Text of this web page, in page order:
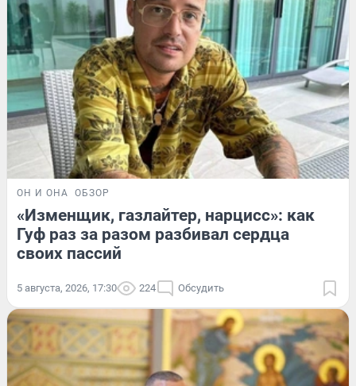
ОН И ОНА ОБЗОР
«Изменщик, газлайтер, нарцисс»: как
Гуф раз за разом разбивал сердца
своих пассий
5 августа, 2026, 17:30 224 Обсудить